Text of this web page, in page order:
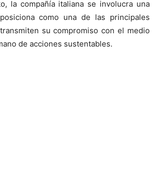
la compañía italiana se involucra una
como una de las principales
su compromiso con el medio
de acciones sustentables.